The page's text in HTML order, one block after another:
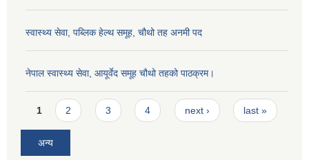
स्वास्थ्य सेवा, पब्लिक हेल्‍थ समूह, चौथो तह अनमी पद
नेपाल स्वास्थ्य सेवा, आयूर्वेद समूह चौथो तहको पाठक्रम।
Pages
1 2 3 4 next › last »
अन्य